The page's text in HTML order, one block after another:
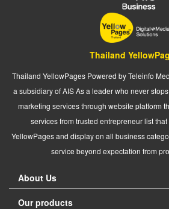
Thailand
Thailand YellowPages Powered by Teleinfo
a subsidiary of AIS As a leader who never
marketing services through website platform
services from trusted entrepreneur list
YellowPages and display on all business
service beyond expectation from
About Us
Our products